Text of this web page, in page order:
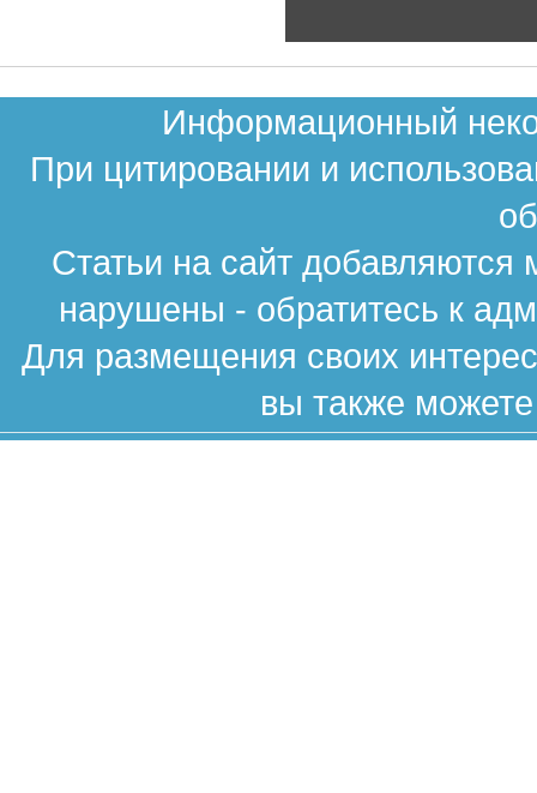
Информационный
При цитировании и
Статьи на сайт
нарушены - обратитесь к
Для размещения своих
вы также